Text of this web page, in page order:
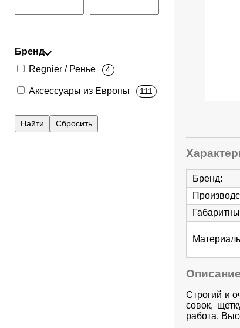
Бренд:
Описание
Строгий и
совок,
работа.
Бренд
Regnier / Ренье
4
Аксессуары из Европы 111